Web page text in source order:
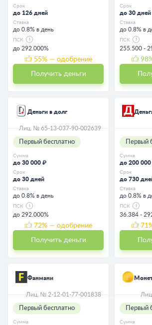
Срок
до 126 дней
Ставка
до 0.8% в день
ПСК
до 292.000%
55% — одобрение
Получить деньги
Срок
до 30 дней
Ставка
до 0.8% в
ПСК
255.500 -
98
Деньги в долг
Лиц. № 65-13-037-90-002639
Первый бесплатно
Сумма
до 30 000 ₽
Срок
до 30 дней
Ставка
до 0.8% в день
ПСК
до 292.000%
72% — одобрение
Получить деньги
Первый
Сумма
до 200
Срок
до 730
Ставка
до 0.8% в
ПСК
36.384 -
71
Фанмани
Лиц. № 2-12-01-77-001838
Первый бесплатно
Сумма
Первый
Сумма